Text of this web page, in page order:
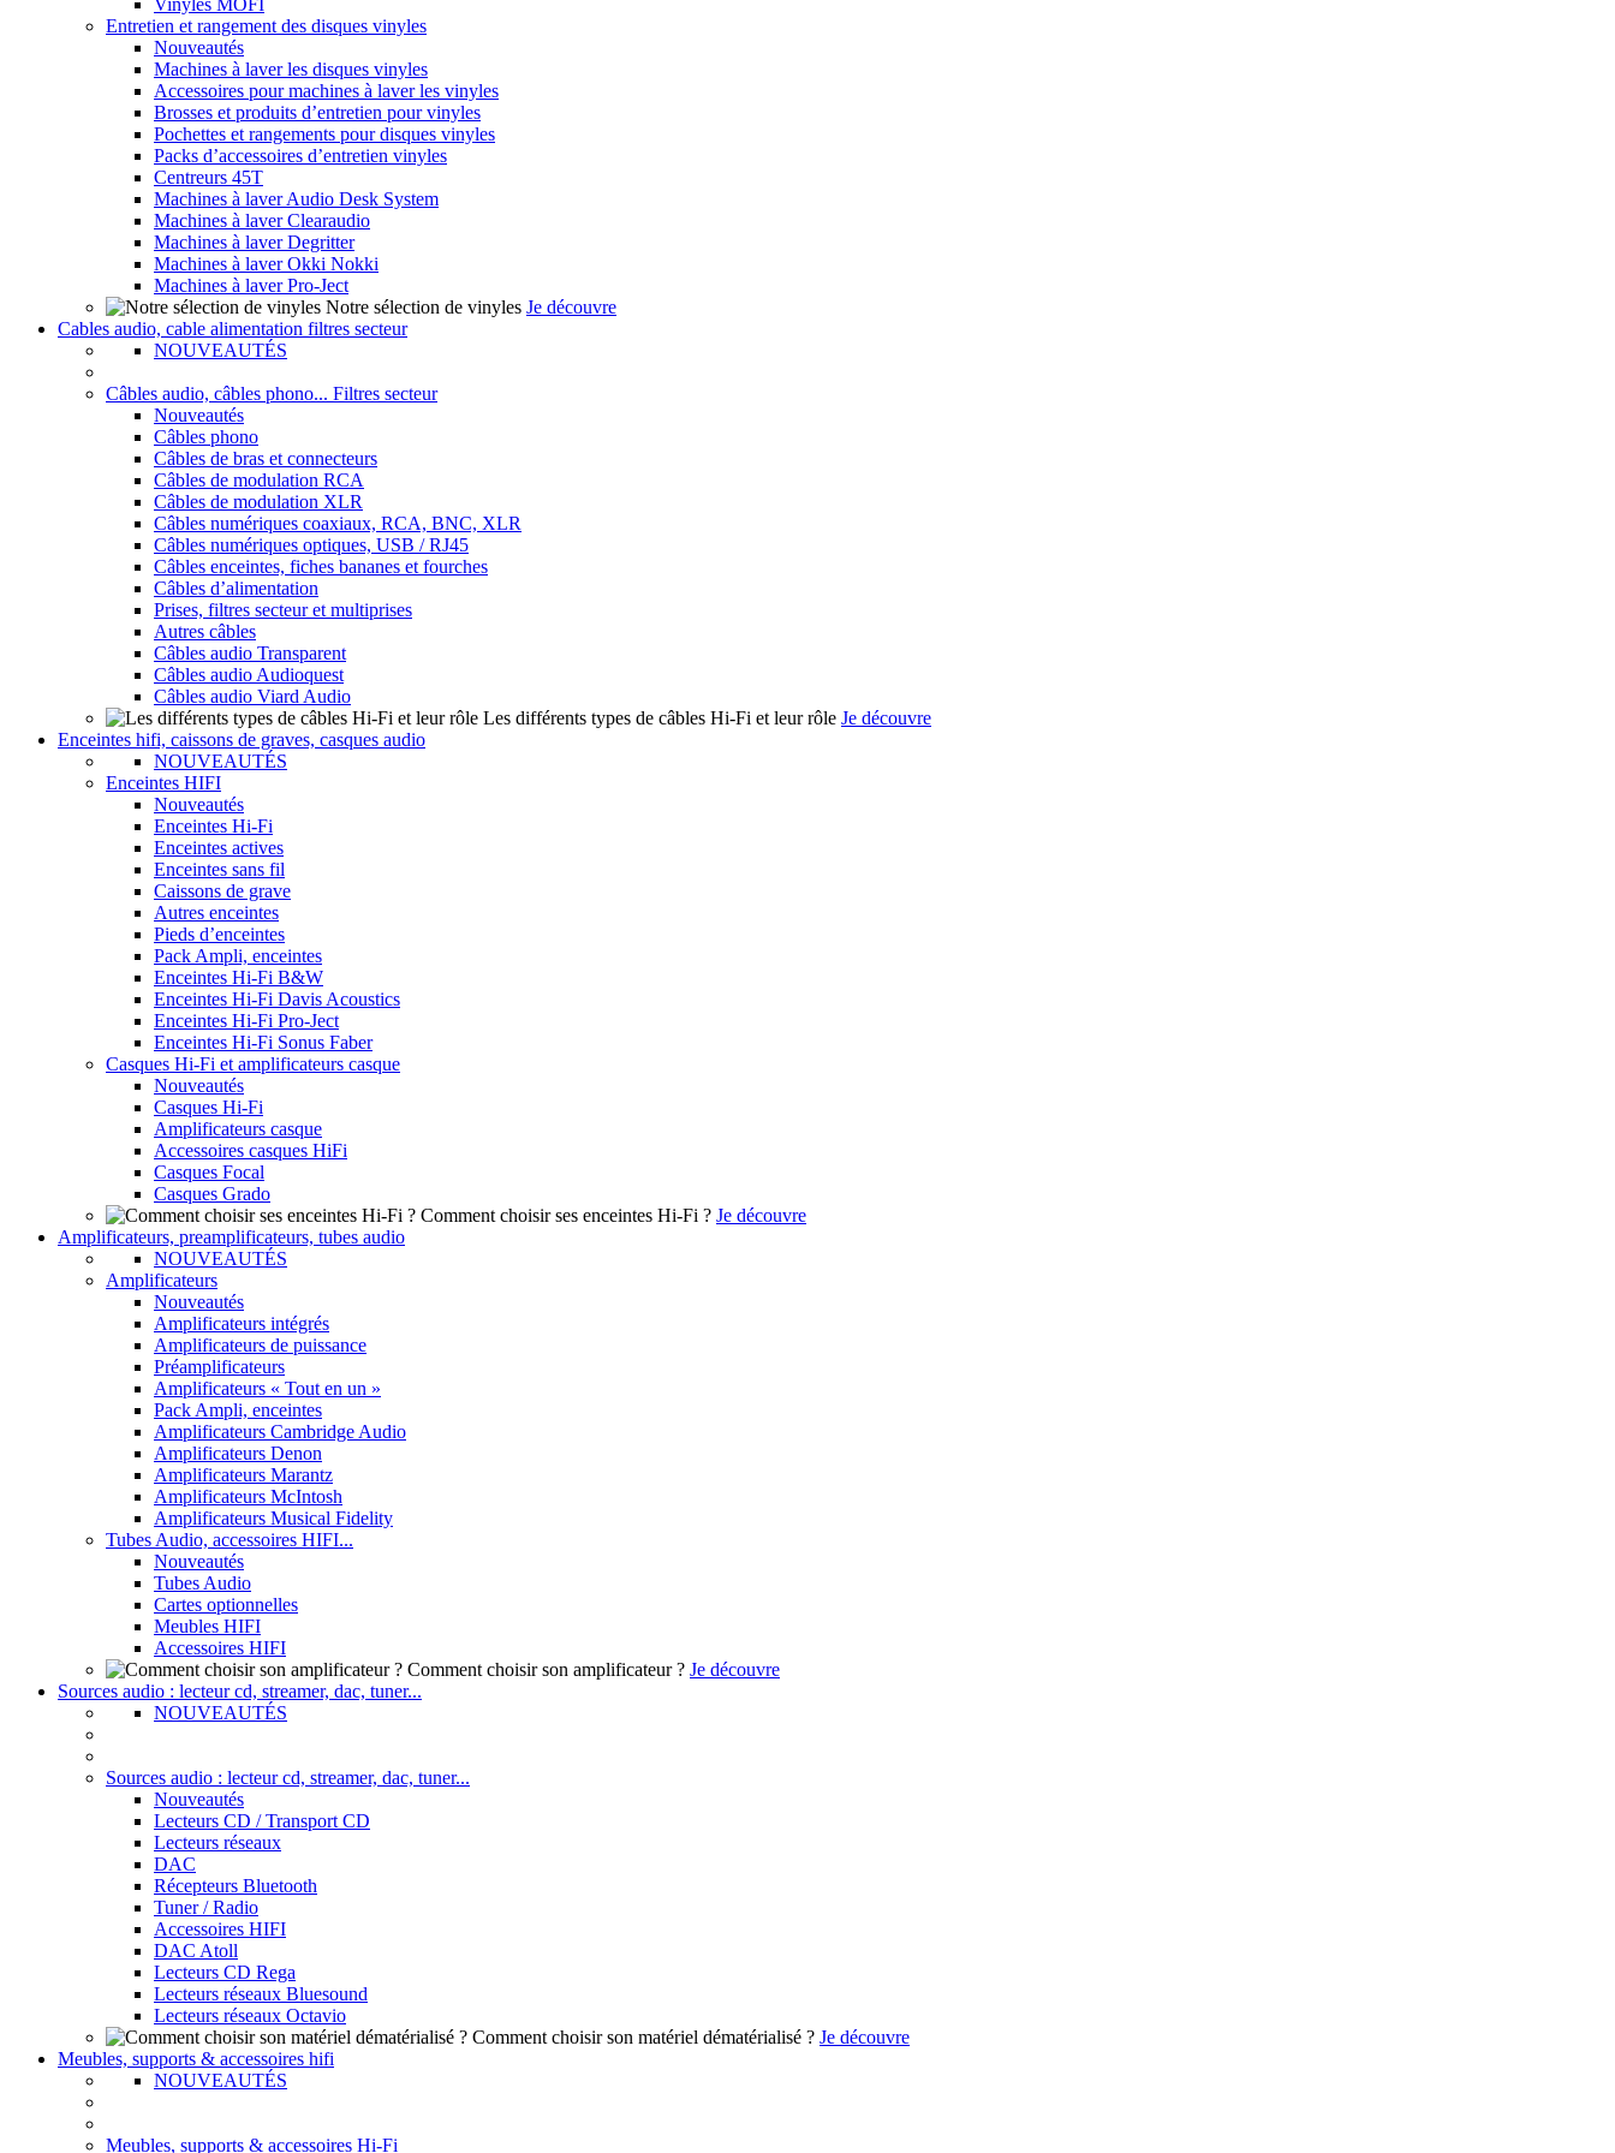
Vinyles MOFI
Entretien et rangement des disques vinyles
Nouveautés
Machines à laver les disques vinyles
Accessoires pour machines à laver les vinyles
Brosses et produits d’entretien pour vinyles
Pochettes et rangements pour disques vinyles
Packs d’accessoires d’entretien vinyles
Centreurs 45T
Machines à laver Audio Desk System
Machines à laver Clearaudio
Machines à laver Degritter
Machines à laver Okki Nokki
Machines à laver Pro-Ject
Notre sélection de vinyles Je découvre
Cables audio, cable alimentation filtres secteur
NOUVEAUTÉS
Câbles audio, câbles phono... Filtres secteur
Nouveautés
Câbles phono
Câbles de bras et connecteurs
Câbles de modulation RCA
Câbles de modulation XLR
Câbles numériques coaxiaux, RCA, BNC, XLR
Câbles numériques optiques, USB / RJ45
Câbles enceintes, fiches bananes et fourches
Câbles d’alimentation
Prises, filtres secteur et multiprises
Autres câbles
Câbles audio Transparent
Câbles audio Audioquest
Câbles audio Viard Audio
Les différents types de câbles Hi-Fi et leur rôle Je découvre
Enceintes hifi, caissons de graves, casques audio
NOUVEAUTÉS
Enceintes HIFI
Nouveautés
Enceintes Hi-Fi
Enceintes actives
Enceintes sans fil
Caissons de grave
Autres enceintes
Pieds d’enceintes
Pack Ampli, enceintes
Enceintes Hi-Fi B&W
Enceintes Hi-Fi Davis Acoustics
Enceintes Hi-Fi Pro-Ject
Enceintes Hi-Fi Sonus Faber
Casques Hi-Fi et amplificateurs casque
Nouveautés
Casques Hi-Fi
Amplificateurs casque
Accessoires casques HiFi
Casques Focal
Casques Grado
Comment choisir ses enceintes Hi-Fi ? Je découvre
Amplificateurs, preamplificateurs, tubes audio
NOUVEAUTÉS
Amplificateurs
Nouveautés
Amplificateurs intégrés
Amplificateurs de puissance
Préamplificateurs
Amplificateurs « Tout en un »
Pack Ampli, enceintes
Amplificateurs Cambridge Audio
Amplificateurs Denon
Amplificateurs Marantz
Amplificateurs McIntosh
Amplificateurs Musical Fidelity
Tubes Audio, accessoires HIFI...
Nouveautés
Tubes Audio
Cartes optionnelles
Meubles HIFI
Accessoires HIFI
Comment choisir son amplificateur ? Je découvre
Sources audio : lecteur cd, streamer, dac, tuner...
NOUVEAUTÉS
Sources audio : lecteur cd, streamer, dac, tuner...
Nouveautés
Lecteurs CD / Transport CD
Lecteurs réseaux
DAC
Récepteurs Bluetooth
Tuner / Radio
Accessoires HIFI
DAC Atoll
Lecteurs CD Rega
Lecteurs réseaux Bluesound
Lecteurs réseaux Octavio
Comment choisir son matériel dématérialisé ? Je découvre
Meubles, supports & accessoires hifi
NOUVEAUTÉS
Meubles, supports & accessoires Hi-Fi